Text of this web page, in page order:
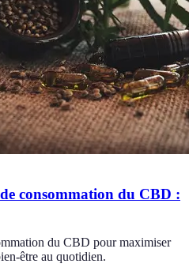
consommation du CBD :
du CBD pour maximiser
être au quotidien.